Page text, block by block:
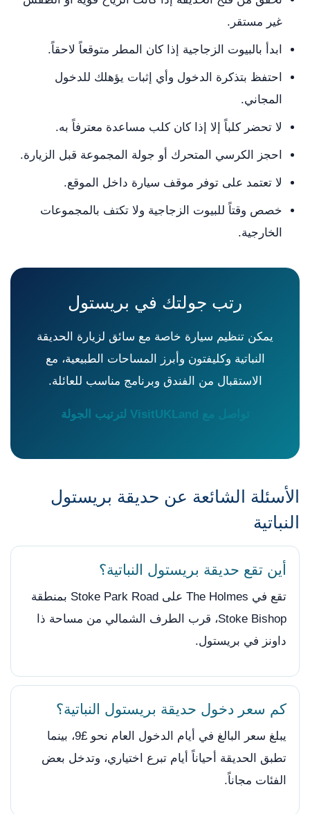
غير مستقر.
ابدأ بالبيوت الزجاجية إذا كان المطر متوقعاً لاحقاً.
احتفظ بتذكرة الدخول وأي إثبات يؤهلك للدخول
المجاني.
لا تحضر كلباً إلا إذا كان كلب مساعدة معترفاً به.
احجز الكرسي المتحرك أو جولة المجموعة قبل الزيارة.
لا تعتمد على توفر موقف سيارة داخل الموقع.
خصص وقتاً للبيوت الزجاجية ولا تكتف بالمجموعات
الخارجية.
رتب جولتك في بريستول
يمكن تنظيم سيارة خاصة مع سائق لزيارة الحديقة
النباتية وكليفتون وأبرز المساحات الطبيعية، مع
الاستقبال من الفندق وبرنامج مناسب للعائلة.
تواصل مع VisitUKLand لترتيب الجولة
الأسئلة الشائعة عن حديقة بريستول
النباتية
أين تقع حديقة بريستول النباتية؟
تقع في The Holmes على Stoke Park Road بمنطقة
Stoke Bishop، قرب الطرف الشمالي من مساحة ذا
داونز في بريستول.
كم سعر دخول حديقة بريستول النباتية؟
يبلغ سعر البالغ في أيام الدخول العام نحو £9، بينما
تطبق الحديقة أحياناً أيام تبرع اختياري، وتدخل بعض
الفئات مجاناً.